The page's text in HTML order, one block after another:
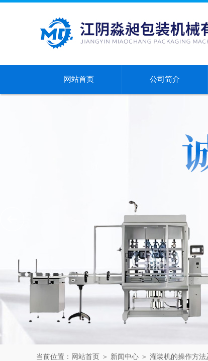
网站首页 公司简介
当前位置： 网站首页 ＞ 新闻中心 ＞ 灌装机的操作方法